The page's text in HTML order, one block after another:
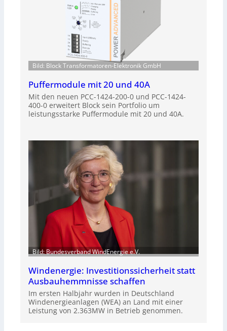
Bild: Block Transformatoren-Elektronik GmbH
Puffermodule mit 20 und 40A
Mit den neuen PCC-1424-200-0 und PCC-1424-
400-0 erweitert Block sein Portfolio um
leistungsstarke Puffermodule mit 20 und 40A.
Bild: Bundesverband WindEnergie e.V.
Windenergie: Investitionssicherheit statt
Ausbauhemmnisse schaffen
Im ersten Halbjahr wurden in Deutschland
Windenergieanlagen (WEA) an Land mit einer
Leistung von 2.363MW in Betrieb genommen.